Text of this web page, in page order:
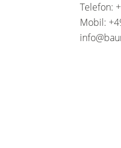
Telefon:
Mobil: